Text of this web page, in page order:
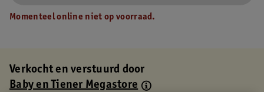
Momenteel online niet op voorraad.
Verkocht en verstuurd door
Baby en Tiener Megastore